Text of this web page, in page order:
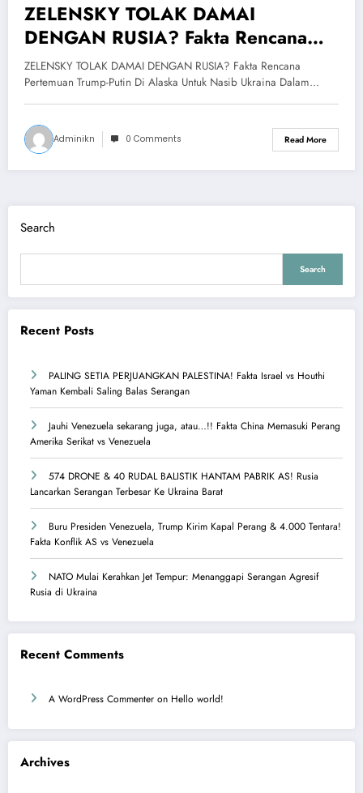
ZELENSKY TOLAK DAMAI
DENGAN RUSIA? Fakta Rencana
Pertemuan Trump-Putin Di Alaska
Untuk Nasib Ukraina
ZELENSKY TOLAK DAMAI DENGAN RUSIA? Fakta Rencana
Pertemuan Trump-Putin Di Alaska Untuk Nasib Ukraina Dalam…
Adminikn 0 Comments Read More
Search
Search
Recent Posts
PALING SETIA PERJUANGKAN PALESTINA! Fakta Israel vs Houthi
Yaman Kembali Saling Balas Serangan
Jauhi Venezuela sekarang juga, atau…!! Fakta China Memasuki Perang
Amerika Serikat vs Venezuela
574 DRONE & 40 RUDAL BALISTIK HANTAM PABRIK AS! Rusia
Lancarkan Serangan Terbesar Ke Ukraina Barat
Buru Presiden Venezuela, Trump Kirim Kapal Perang & 4.000 Tentara!
Fakta Konflik AS vs Venezuela
NATO Mulai Kerahkan Jet Tempur: Menanggapi Serangan Agresif
Rusia di Ukraina
Recent Comments
A WordPress Commenter on Hello world!
Archives